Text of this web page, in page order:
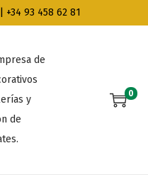
93 458 62 81
0